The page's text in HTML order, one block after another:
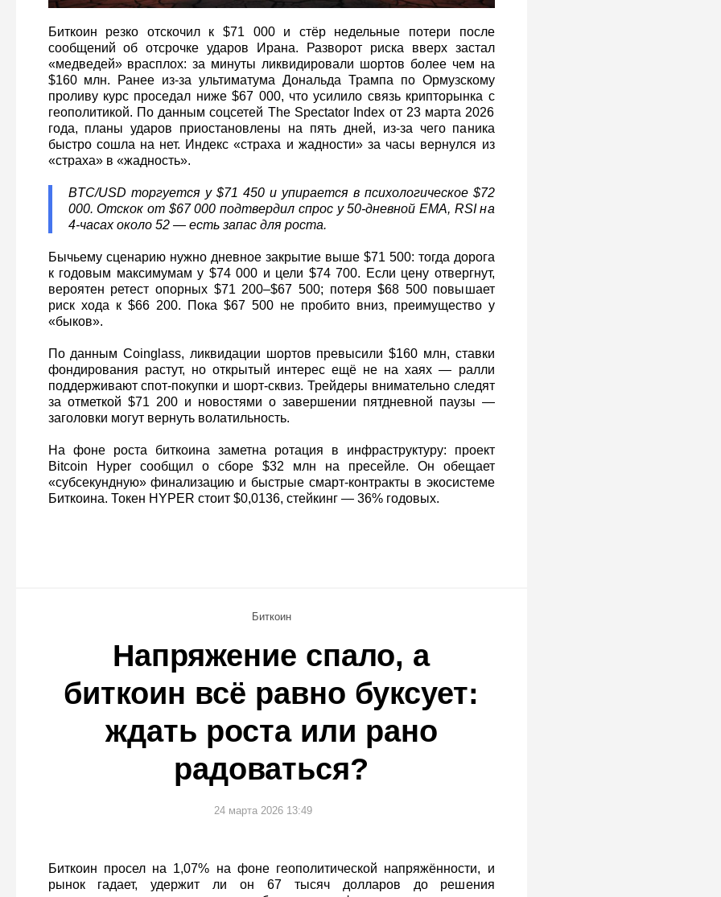
Биткоин резко отскочил к $71 000 и стёр недельные потери после
сообщений об отсрочке ударов Ирана. Разворот риска вверх застал
«медведей» врасплох: за минуты ликвидировали шортов более чем на
$160 млн. Ранее из‑за ультиматума Дональда Трампа по Ормузскому
проливу курс проседал ниже $67 000, что усилило связь крипторынка с
геополитикой. По данным соцсетей The Spectator Index от 23 марта 2026
года, планы ударов приостановлены на пять дней, из‑за чего паника
быстро сошла на нет. Индекс «страха и жадности» за часы вернулся из
«страха» в «жадность».
BTC/USD торгуется у $71 450 и упирается в психологическое $72
000. Отскок от $67 000 подтвердил спрос у 50‑дневной EMA, RSI на
4‑часах около 52 — есть запас для роста.
Бычьему сценарию нужно дневное закрытие выше $71 500: тогда дорога
к годовым максимумам у $74 000 и цели $74 700. Если цену отвергнут,
вероятен ретест опорных $71 200–$67 500; потеря $68 500 повышает
риск хода к $66 200. Пока $67 500 не пробито вниз, преимущество у
«быков».
По данным Coinglass, ликвидации шортов превысили $160 млн, ставки
фондирования растут, но открытый интерес ещё не на хаях — ралли
поддерживают спот‑покупки и шорт‑сквиз. Трейдеры внимательно следят
за отметкой $71 200 и новостями о завершении пятдневной паузы —
заголовки могут вернуть волатильность.
На фоне роста биткоина заметна ротация в инфраструктуру: проект
Bitcoin Hyper сообщил о сборе $32 млн на пресейле. Он обещает
«субсекундную» финализацию и быстрые смарт‑контракты в экосистеме
Биткоина. Токен HYPER стоит $0,0136, стейкинг — 36% годовых.
Биткоин
Напряжение спало, а
биткоин всё равно буксует:
ждать роста или рано
радоваться?
24 марта 2026 13:49
Биткоин просел на 1,07% на фоне геополитической напряжённости, и
рынок гадает, удержит ли он 67 тысяч долларов до решения